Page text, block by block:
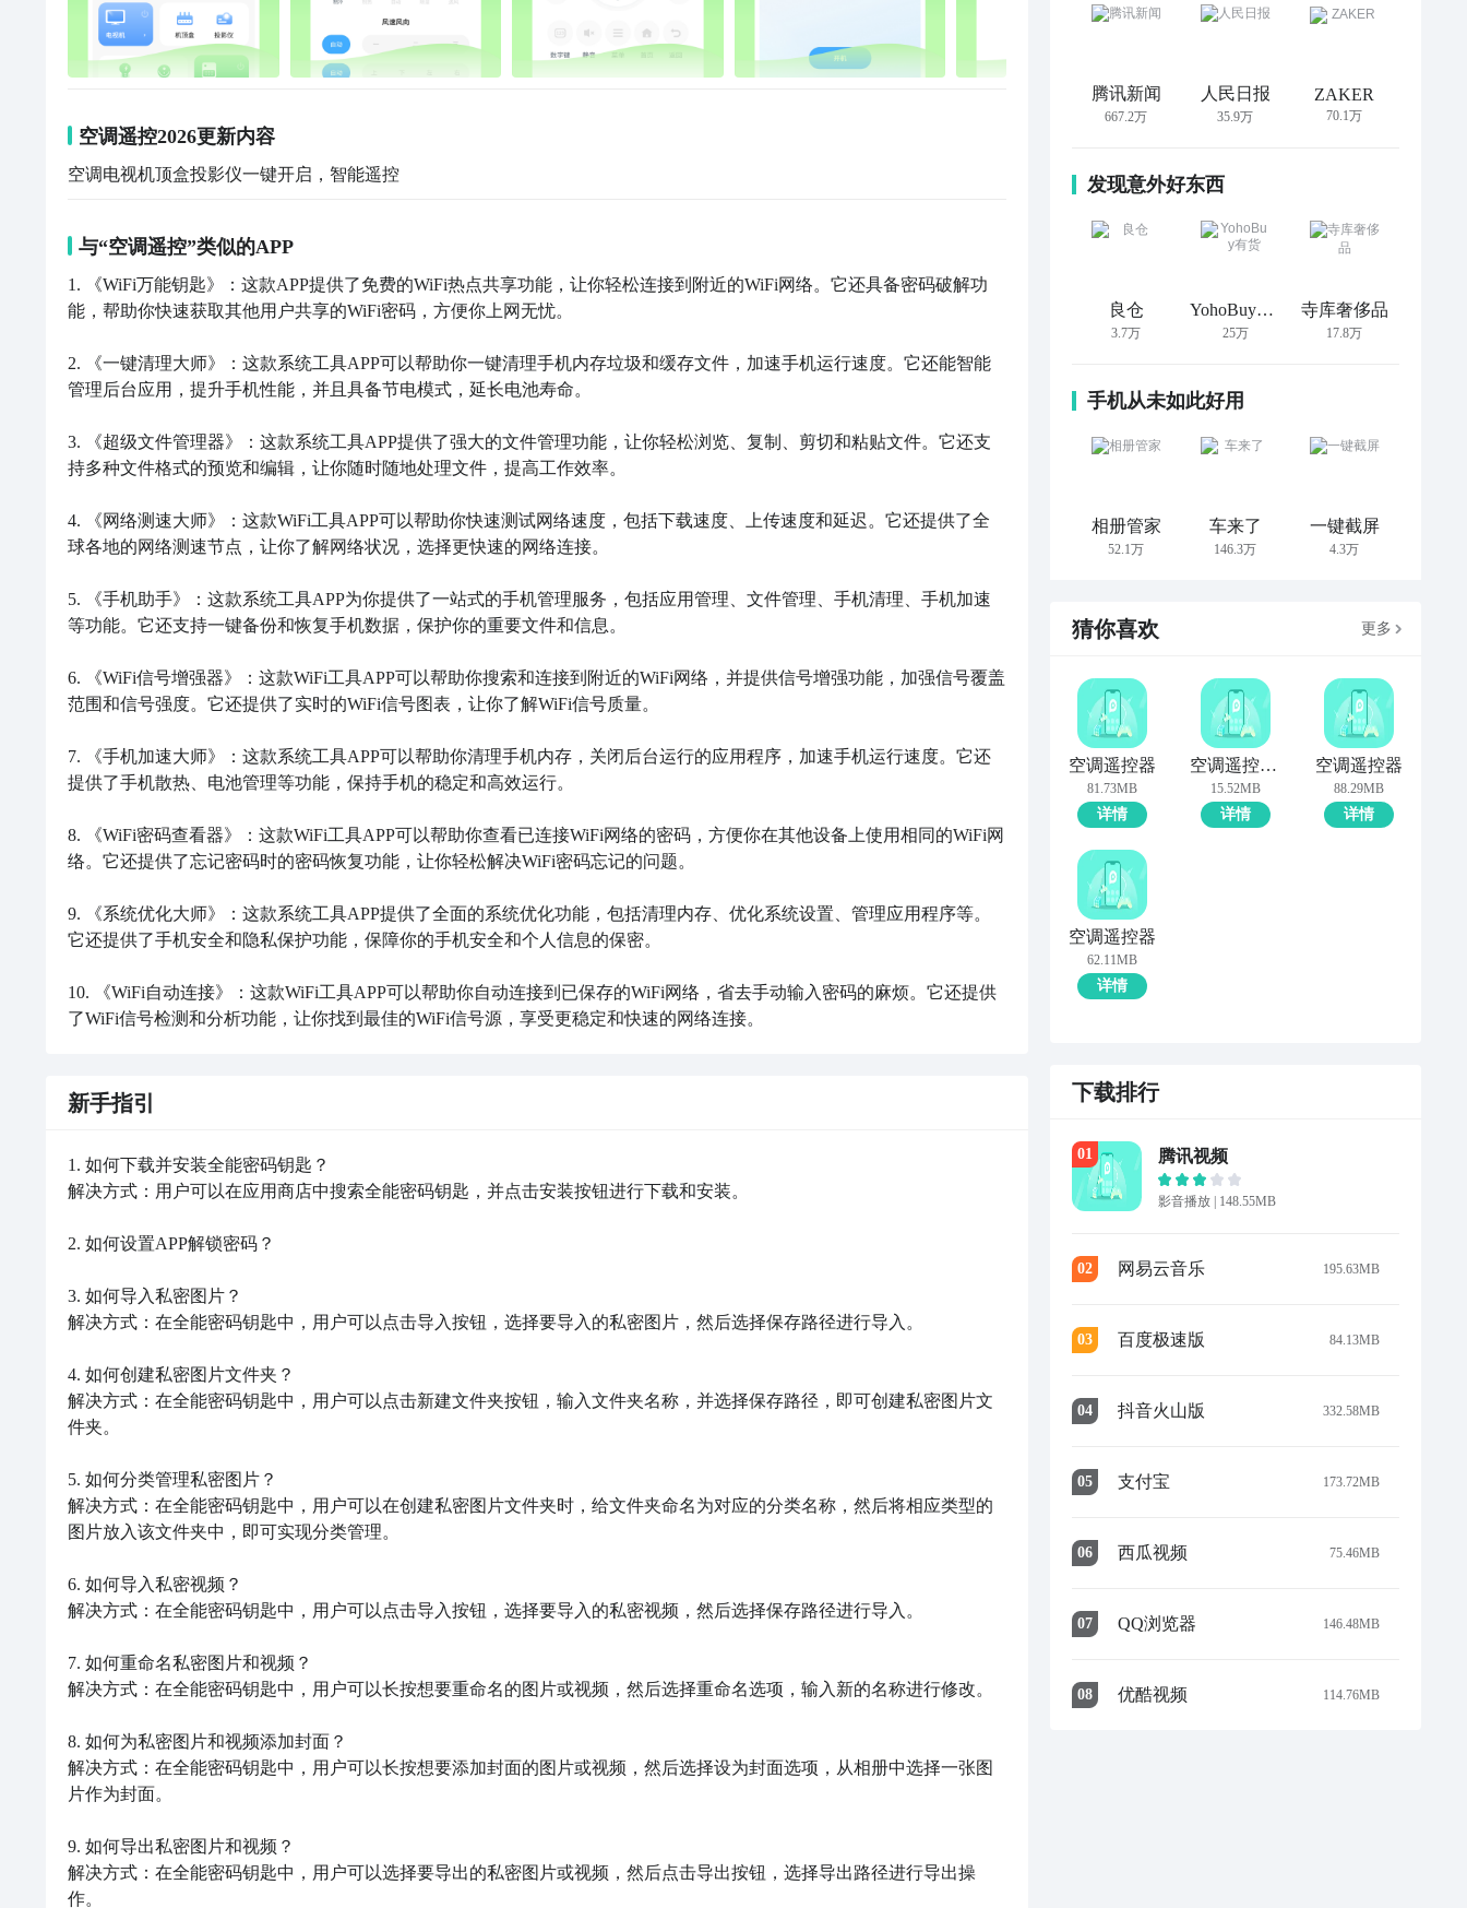
空调遥控2026更新内容
空调电视机顶盒投影仪一键开启，智能遥控
与“空调遥控”类似的APP
1. 《WiFi万能钥匙》：这款APP提供了免费的WiFi热点共享功能，让你轻松连接到附近的WiFi网络。它还具备密码破解功
能，帮助你快速获取其他用户共享的WiFi密码，方便你上网无忧。
2. 《一键清理大师》：这款系统工具APP可以帮助你一键清理手机内存垃圾和缓存文件，加速手机运行速度。它还能智能
管理后台应用，提升手机性能，并且具备节电模式，延长电池寿命。
3. 《超级文件管理器》：这款系统工具APP提供了强大的文件管理功能，让你轻松浏览、复制、剪切和粘贴文件。它还支
持多种文件格式的预览和编辑，让你随时随地处理文件，提高工作效率。
4. 《网络测速大师》：这款WiFi工具APP可以帮助你快速测试网络速度，包括下载速度、上传速度和延迟。它还提供了全
球各地的网络测速节点，让你了解网络状况，选择更快速的网络连接。
5. 《手机助手》：这款系统工具APP为你提供了一站式的手机管理服务，包括应用管理、文件管理、手机清理、手机加速
等功能。它还支持一键备份和恢复手机数据，保护你的重要文件和信息。
6. 《WiFi信号增强器》：这款WiFi工具APP可以帮助你搜索和连接到附近的WiFi网络，并提供信号增强功能，加强信号覆盖
范围和信号强度。它还提供了实时的WiFi信号图表，让你了解WiFi信号质量。
7. 《手机加速大师》：这款系统工具APP可以帮助你清理手机内存，关闭后台运行的应用程序，加速手机运行速度。它还
提供了手机散热、电池管理等功能，保持手机的稳定和高效运行。
8. 《WiFi密码查看器》：这款WiFi工具APP可以帮助你查看已连接WiFi网络的密码，方便你在其他设备上使用相同的WiFi网
络。它还提供了忘记密码时的密码恢复功能，让你轻松解决WiFi密码忘记的问题。
9. 《系统优化大师》：这款系统工具APP提供了全面的系统优化功能，包括清理内存、优化系统设置、管理应用程序等。
它还提供了手机安全和隐私保护功能，保障你的手机安全和个人信息的保密。
10. 《WiFi自动连接》：这款WiFi工具APP可以帮助你自动连接到已保存的WiFi网络，省去手动输入密码的麻烦。它还提供
了WiFi信号检测和分析功能，让你找到最佳的WiFi信号源，享受更稳定和快速的网络连接。
新手指引
1. 如何下载并安装全能密码钥匙？
解决方式：用户可以在应用商店中搜索全能密码钥匙，并点击安装按钮进行下载和安装。
2. 如何设置APP解锁密码？
3. 如何导入私密图片？
解决方式：在全能密码钥匙中，用户可以点击导入按钮，选择要导入的私密图片，然后选择保存路径进行导入。
4. 如何创建私密图片文件夹？
解决方式：在全能密码钥匙中，用户可以点击新建文件夹按钮，输入文件夹名称，并选择保存路径，即可创建私密图片文
件夹。
5. 如何分类管理私密图片？
解决方式：在全能密码钥匙中，用户可以在创建私密图片文件夹时，给文件夹命名为对应的分类名称，然后将相应类型的
图片放入该文件夹中，即可实现分类管理。
6. 如何导入私密视频？
解决方式：在全能密码钥匙中，用户可以点击导入按钮，选择要导入的私密视频，然后选择保存路径进行导入。
7. 如何重命名私密图片和视频？
解决方式：在全能密码钥匙中，用户可以长按想要重命名的图片或视频，然后选择重命名选项，输入新的名称进行修改。
8. 如何为私密图片和视频添加封面？
解决方式：在全能密码钥匙中，用户可以长按想要添加封面的图片或视频，然后选择设为封面选项，从相册中选择一张图
片作为封面。
9. 如何导出私密图片和视频？
解决方式：在全能密码钥匙中，用户可以选择要导出的私密图片或视频，然后点击导出按钮，选择导出路径进行导出操
作。
腾讯新闻
667.2万
人民日报
35.9万
ZAKER
70.1万
发现意外好东西
良仓
3.7万
YohoBuy有货
25万
寺库奢侈品
17.8万
手机从未如此好用
相册管家
52.1万
车来了
146.3万
一键截屏
4.3万
猜你喜欢 更多
空调遥控器
81.73MB
详情
空调遥控器+
15.52MB
详情
空调遥控器
88.29MB
详情
空调遥控器
62.11MB
详情
下载排行
01 腾讯视频
影音播放 | 148.55MB
02 网易云音乐 195.63MB
03 百度极速版 84.13MB
04 抖音火山版 332.58MB
05 支付宝 173.72MB
06 西瓜视频 75.46MB
07 QQ浏览器 146.48MB
08 优酷视频 114.76MB